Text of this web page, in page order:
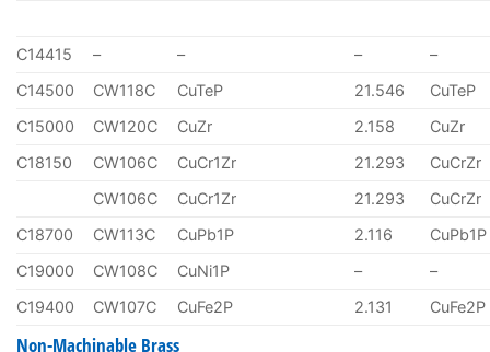
C14415 – – –
–
C14500
CW118C CuTeP 21.546
CuTeP
C15000
CW120C CuZr 2.158
CuZr
C18150
CW106C CuCr1Zr 21.293
CuCrZr
CW106C
CuCr1Zr 21.293
CuCrZr
C18700
CW113C CuPb1P 2.116
CuPb1P
C19000
CW108C CuNi1P –
–
C19400
CW107C CuFe2P 2.131 CuFe2P
Non-Machinable Brass